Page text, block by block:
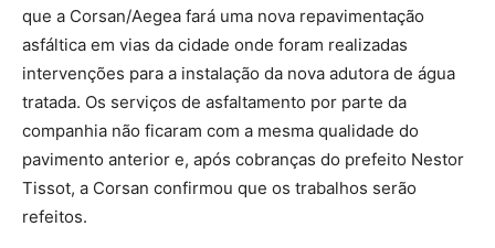
que a Corsan/Aegea fará uma nova repavimentação
asfáltica em vias da cidade onde foram realizadas
intervenções para a instalação da nova adutora de água
tratada. Os serviços de asfaltamento por parte da
companhia não ficaram com a mesma qualidade do
pavimento anterior e, após cobranças do prefeito Nestor
Tissot, a Corsan confirmou que os trabalhos serão
refeitos.